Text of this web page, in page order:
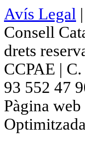
Avís Legal |
Consell
drets
CCPAE |
93 552 47
Pàgina